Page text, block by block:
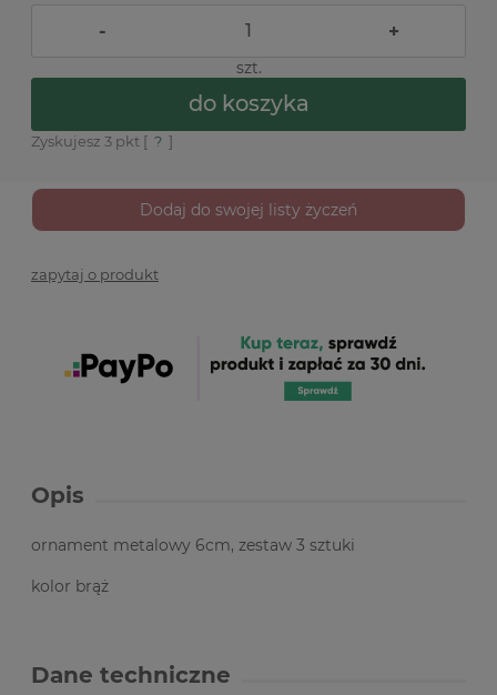
- +
szt.
do koszyka
Zyskujesz 3 pkt [ ? ]
Dodaj do swojej listy życzeń
zapytaj o produkt
Opis
ornament metalowy 6cm, zestaw 3 sztuki
kolor brąż
Dane techniczne